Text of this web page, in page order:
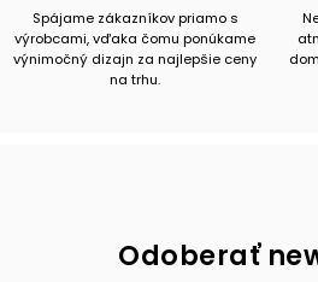
Spájame zákazníkov priamo s
výrobcami, vďaka čomu ponúkame
výnimočný dizajn za najlepšie ceny
na trhu.
Odoberať